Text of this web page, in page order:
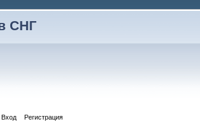
СНГ
Вход Регистрация